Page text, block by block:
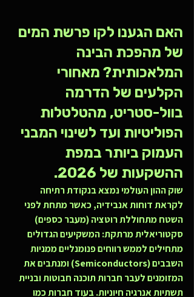
האם הגענו לקו פרשת המים
של מהפכת הבינה
המלאכותית? מאחורי
הקלעים של הדרמה
בוול-סטריט, מהטלטלות
הפוליטיות ועד לשינוי המבני
העמוק ביותר במפת
ההשקעות של 2026.
שוק ההון העולמי נמצא בנקודת רתיחה
לקראת דוחות אנבידיה, כאשר מתחת לפני
השטח מתחוללת רוטציה (מעבר כספים)
סקטוריאלית מרתקת: המשקיעים הגדולים
מתחילים לממש רווחים פנומנליים ממניות
השבבים (Semiconductors) ומנתבים את
המזומנים לעבר חברות תוכנה חבוטות ובניית
תשתיות אנרגיה חיוניות. בעוד חברות כמו